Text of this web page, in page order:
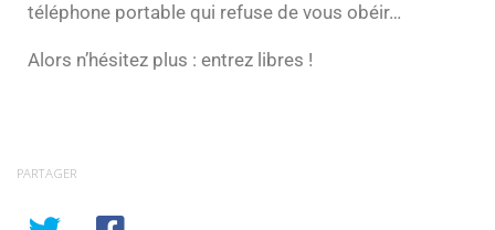
téléphone portable qui refuse de vous obéir…
Alors n’hésitez plus : entrez libres !
PARTAGER